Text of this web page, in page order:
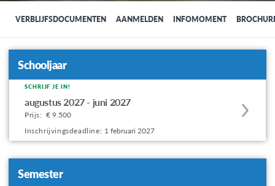
VERBLIJFSDOCUMENTEN AANMELDEN INFOMOMENT
Schooljaar
Apply
to
this
program
SCHRIJF JE IN!
augustus 2027 - juni 2027
Prijs: € 9.500
Inschrijvingsdeadline: 1 februari 2027
Semester